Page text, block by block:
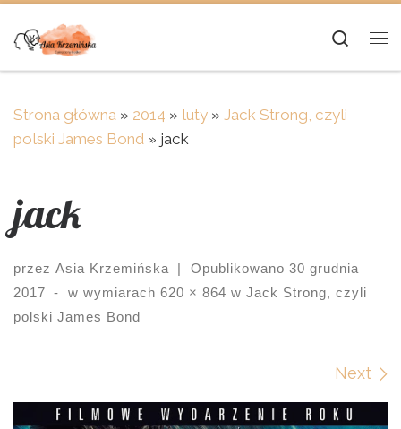
Skip to content
Strona główna » 2014 » luty » Jack Strong, czyli
polski James Bond » jack
jack
przez Asia Krzemińska | Opublikowano 30 grudnia
2017
- w wymiarach 620 × 864 w Jack Strong, czyli
polski James Bond
Next